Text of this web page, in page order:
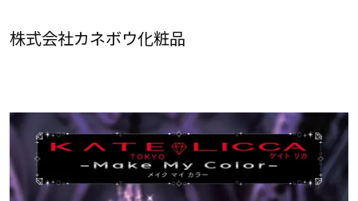
株式会社カネボウ化粧品